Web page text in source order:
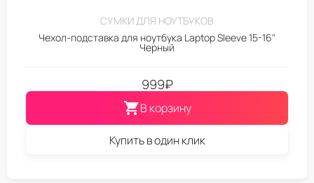
СУМКИ ДЛЯ НОУТБУКОВ
Чехол-подставка для ноутбука Laptop Sleeve 15-16"
Черный
999₽
В корзину
Купить в один клик